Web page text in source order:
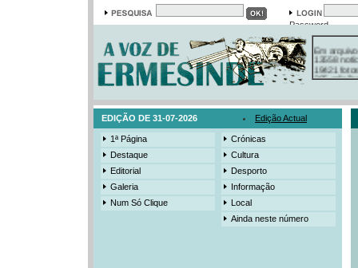
Password
Em arquivo
13558
19421
385
EDIÇÃO DE 31-07-2026 Edição Actual
1ª Página
Destaque
Editorial
Galeria
Num Só Clique
Crónicas
Cultura
Desporto
Informação
Local
Ainda neste número